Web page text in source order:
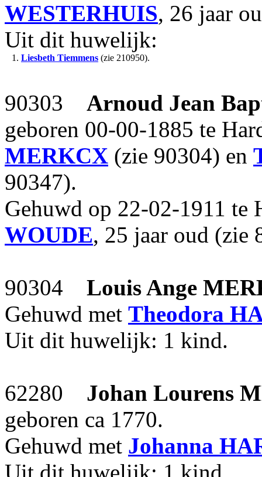
WESTERHUIS, 26 jaar
Uit dit huwelijk:
1. Liesbeth Tiemmens (zie 210950).
90303 Arnoud Jean
geboren 00-00-1885 te
MERKCX (zie 90304) en
90347).
Gehuwd op 22-02-1911 te
WOUDE, 25 jaar oud (zie
90304 Louis Ange
Gehuwd met Theodora
Uit dit huwelijk: 1 kind.
62280 Johan Lourens
geboren ca 1770.
Gehuwd met Johanna